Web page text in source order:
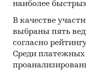
наиболее
В качестве
выбраны пять
согласно
Среди